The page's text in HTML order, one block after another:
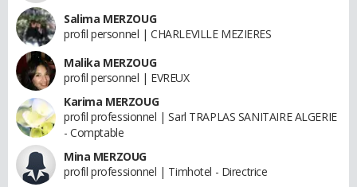
Salima MERZOUG
profil personnel | CHARLEVILLE MEZIERES
Malika MERZOUG
profil personnel | EVREUX
Karima MERZOUG
profil professionnel | Sarl TRAPLAS SANITAIRE ALGERIE
- Comptable
Mina MERZOUG
profil professionnel | Timhotel - Directrice